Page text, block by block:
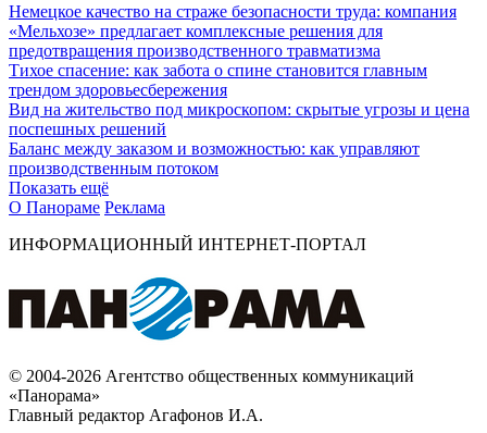
Немецкое качество на страже безопасности труда: компания
«Мельхозе» предлагает комплексные решения для
предотвращения производственного травматизма
Тихое спасение: как забота о спине становится главным
трендом здоровьесбережения
Вид на жительство под микроскопом: скрытые угрозы и цена
поспешных решений
Баланс между заказом и возможностью: как управляют
производственным потоком
Показать ещё
О Панораме Реклама
ИНФОРМАЦИОННЫЙ ИНТЕРНЕТ-ПОРТАЛ
© 2004-2026 Агентство общественных коммуникаций
«Панорама»
Главный редактор Агафонов И.А.